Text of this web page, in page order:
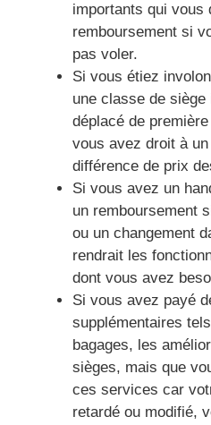
importants qui vous
remboursement si
pas voler.
Si vous étiez
une classe de
déplacé de
vous avez droit à
différence de prix
Si vous avez un
un remboursement
ou un changement
rendrait les
dont vous avez
Si vous avez payé
supplémentaires
bagages, les
sièges, mais que
ces services car
retardé ou modifié,